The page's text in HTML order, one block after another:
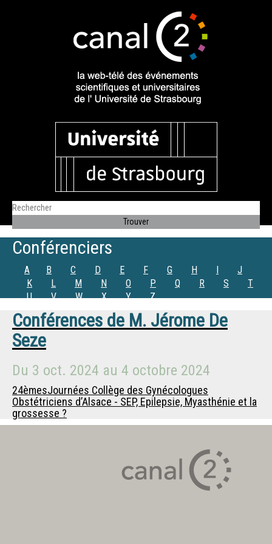
Conférenciers
A B C D E F G H I
J
K
L M N O P Q R S
T
U
V W X Y Z
Conférences de M. Jérome De
Seze
Du 3 oct. 2024 au 4 octobre 2024
24èmesJournées Collège des Gynécologues
Obstétriciens d’Alsace - SEP, Epilepsie, Myasthénie et la
grossesse ?